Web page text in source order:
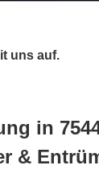
uns auf.
in
&